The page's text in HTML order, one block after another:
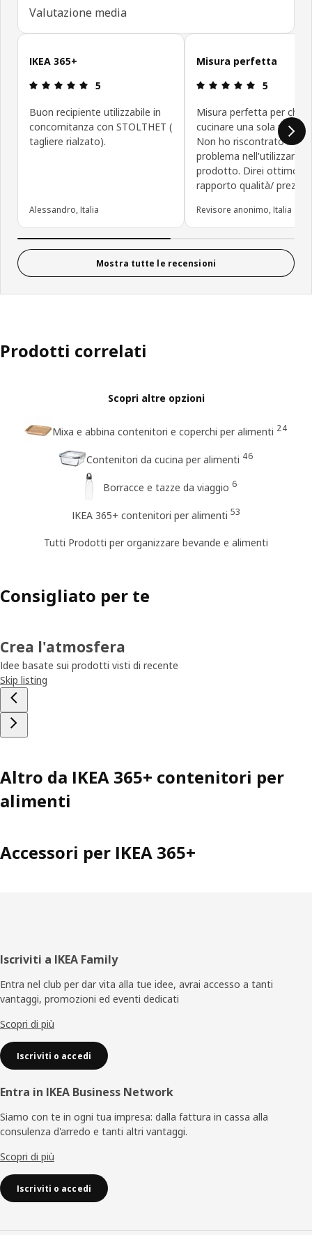
Valutazione media
Salta le recensioni
IKEA 365+
Recensione: 5 di 5 stelle.
5
Buon recipiente utilizzabile in
concomitanza con STOLTHET (
tagliere rialzato).
Alessandro, Italia
Misura perfetta
5
Misura perfetta per chi
cucinare una sola
Non ho riscontrato
problema nell'utilizzare
prodotto. Direi ottimo
rapporto qualità/ prezzo.
Revisore anonimo, Italia
Mostra tutte le recensioni
Prodotti correlati
Scopri altre opzioni
Mixa e abbina contenitori e coperchi per alimenti 24
Contenitori da cucina per alimenti 46
Borracce e tazze da viaggio 6
IKEA 365+ contenitori per alimenti 53
Tutti Prodotti per organizzare bevande e alimenti
Consigliato per te
Crea l'atmosfera
Idee basate sui prodotti visti di recente
Skip listing
Altro da IKEA 365+ contenitori per
alimenti
Accessori per IKEA 365+
Piè
di
pagina
Iscriviti a IKEA Family
Entra nel club per dar vita alla tue idee, avrai accesso a tanti
vantaggi, promozioni ed eventi dedicati
Scopri di più
Iscriviti o accedi
Entra in IKEA Business Network
Siamo con te in ogni tua impresa: dalla fattura in cassa alla
consulenza d'arredo e tanti altri vantaggi.
Scopri di più
Iscriviti o accedi